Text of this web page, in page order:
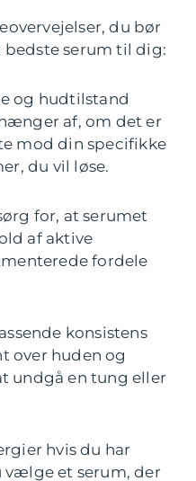
du bør
serum til dig:
og hudtilstand
af, om det er
mod din specifikke
du vil løse.
for, at serumet
af aktive
fordele
konsistens
over huden og
undgå en tung eller
hvis du har
vælge et serum, der